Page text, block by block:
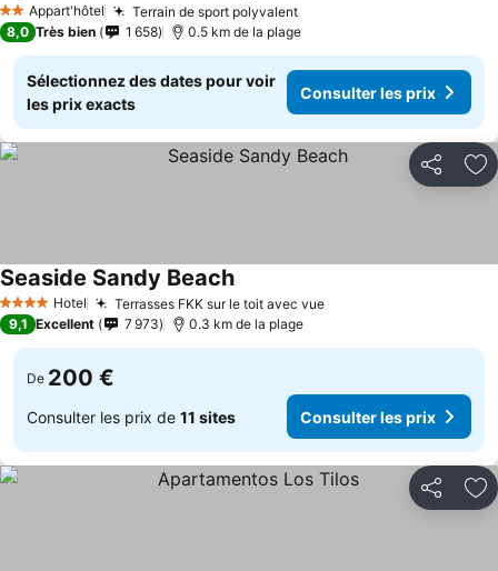
2 ÉtoilesAppart'hôtel Terrain de sport polyvalentConsulter les prix
8,0 Très bien 1 658 0.5 km de la plage
Sélectionnez des dates pour voir
les prix exacts
Consulter les prix
Partager
4 Étoiles Hotel Terrasses FKK sur le toit avec vueConsulter les prix
Seaside Sandy BeachConsulter les prix
9,1 Excellent 7 973 0.3 km de la plage
De 200 €
Consulter les prix de 11 sites Consulter les prix
Partager